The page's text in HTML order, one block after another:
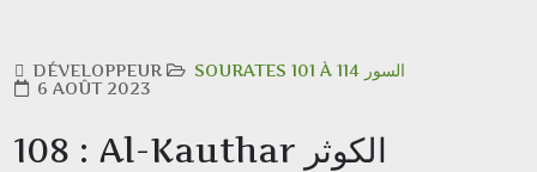
DÉVELOPPEUR
SOURATES 101 À 114 السور
6 AOÛT 2023
108 : Al-Kauthar الكوثر